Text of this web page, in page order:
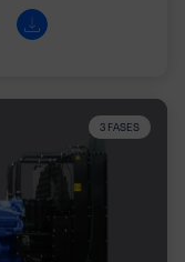
3 FASES